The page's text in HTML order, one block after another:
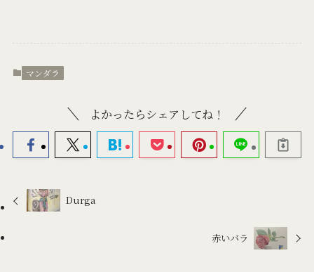
マンダラ
よかったらシェアしてね！
Durga
赤いバラ